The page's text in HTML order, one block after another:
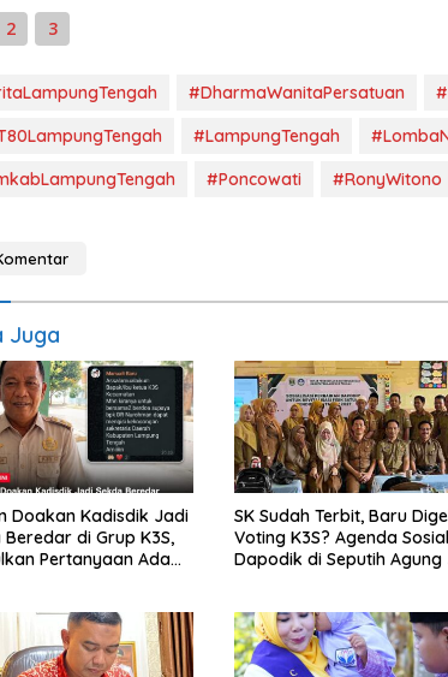
2 3
#DharmaWanitaPersatuan
#LampungTengah
#Poncowati #RonyWitono
Juga
Doakan Kadisdik Jadi
Beredar di Grup K3S,
Pertanyaan Ada
SK Sudah Terbit, Baru
Voting K3S? Agenda
Dapodik di Seputih Agung